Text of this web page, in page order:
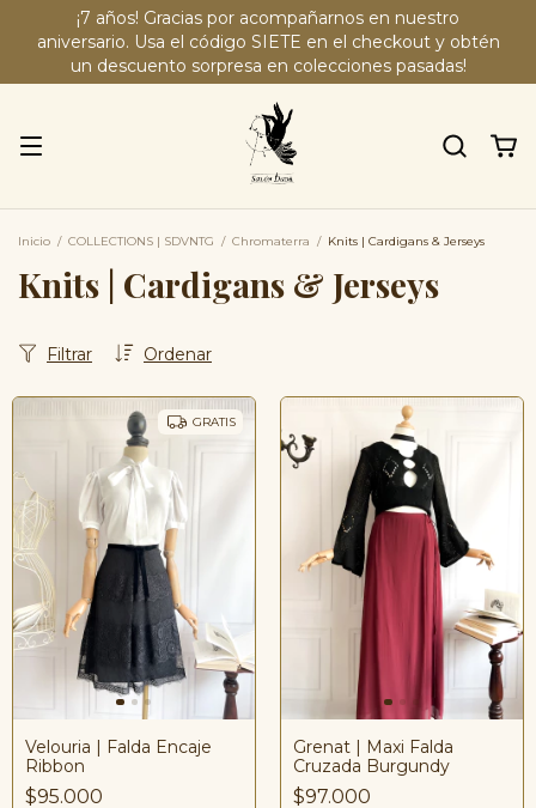
¡7 años! Gracias por acompañarnos en nuestro
aniversario. Usa el código SIETE en el checkout y obtén
un descuento sorpresa en colecciones pasadas!
Inicio / COLLECTIONS | SDVNTG / Chromaterra / Knits | Cardigans & Jerseys
Knits | Cardigans & Jerseys
Ordenar
Filtrar
GRATIS
Velouria | Falda Encaje
Ribbon
$95.000
Grenat | Maxi Falda
Cruzada Burgundy
$97.000